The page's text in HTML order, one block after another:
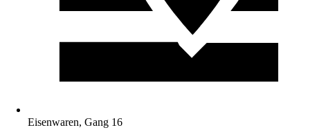
Eisenwaren, Gang 16